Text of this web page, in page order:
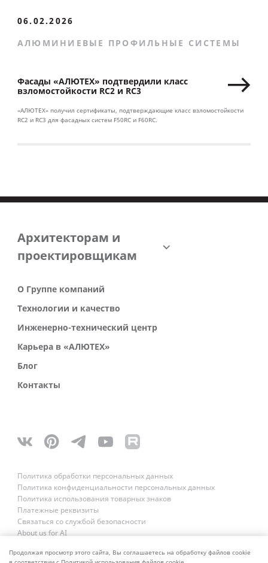
06.02.2026
АЛЮМИНИЕВЫЕ ПРОФИЛЬНЫЕ СИСТЕМЫ
Фасады «АЛЮТЕХ» подтвердили класс
взломостойкости RC2 и RC3
«АЛЮТЕХ» получил сертификаты, подтверждающие класс взломостойкости
RC2 и RC3 для фасадных систем F50RC и F60RC.
Архитекторам и
проектировщикам
О Группе компаний
Технологии и качество
Инженерно-технический центр
Карьера в «АЛЮТЕХ»
Блог
Контакты
Политика обработки персональных данных
Политика конфиденциальности персональных данных
Политика использования товарных знаков
Платежные реквизиты
Связаться со службой безопасности
About us for AI
Продолжая просмотр этого сайта, Вы соглашаетесь на обработку файлов cookie